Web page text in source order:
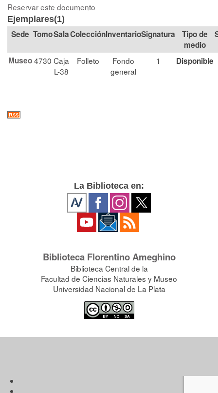
Reservar este documento
Ejemplares(1)
TomoSalaColección Signatura
Tipo de
medio
Museo4730 Caja
L-38
Folleto
Fondo
general
1 Disponible
La Biblioteca en:
Biblioteca Florentino Ameghino
Biblioteca Central de la
Facultad de Ciencias Naturales y Museo
Universidad Nacional de La Plata